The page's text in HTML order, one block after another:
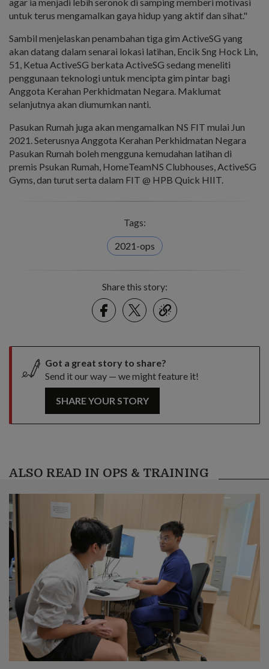
untuk terus mengamalkan gaya hidup yang aktif dan sihat."
Sambil menjelaskan penambahan tiga gim ActiveSG yang
akan datang dalam senarai lokasi latihan, Encik Sng Hock Lin,
51, Ketua ActiveSG berkata ActiveSG sedang meneliti
penggunaan teknologi untuk mencipta gim pintar bagi
Anggota Kerahan Perkhidmatan Negara. Maklumat
selanjutnya akan diumumkan nanti.
Pasukan Rumah juga akan mengamalkan NS FIT mulai Jun
2021. Seterusnya Anggota Kerahan Perkhidmatan Negara
Pasukan Rumah boleh mengguna kemudahan latihan di
premis Psukan Rumah, HomeTeamNS Clubhouses, ActiveSG
Gyms, dan turut serta dalam FIT @ HPB Quick HIIT.
Tags:
2021-ops
Share this story:
FacebookTwitter
link
Got a great story to share?
Send it our way — we might feature it!
SHARE YOUR STORY
ALSO READ IN OPS & TRAINING